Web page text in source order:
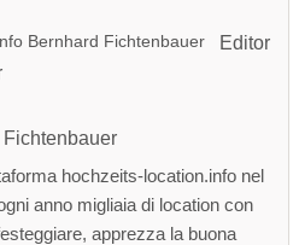
Editor
Fichtenbauer
hochzeits-location.info nel
anno migliaia di location con
apprezza la buona